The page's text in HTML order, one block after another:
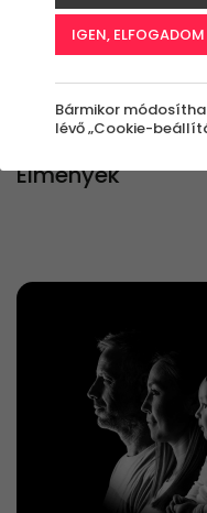
Szűrők beállítása
Élmények
IGEN, ELFOGADOM
Bármikor
lévő „Cookie-